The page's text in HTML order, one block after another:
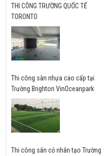
THI CÔNG TRƯỜNG QUỐC TẾ
TORONTO
Thi công sàn nhựa cao cấp tại
Trường Brighton VinOceanpark
Thi công sân cỏ nhân tạo Trường